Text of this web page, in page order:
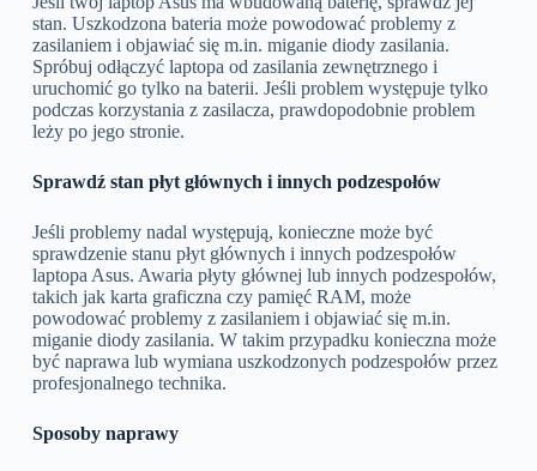
stan. Uszkodzona bateria może powodować problemy z
zasilaniem i objawiać się m.in. miganie diody zasilania.
Spróbuj odłączyć laptopa od zasilania zewnętrznego i
uruchomić go tylko na baterii. Jeśli problem występuje tylko
podczas korzystania z zasilacza, prawdopodobnie problem
leży po jego stronie.
Sprawdź stan płyt głównych i innych podzespołów
Jeśli problemy nadal występują, konieczne może być
sprawdzenie stanu płyt głównych i innych podzespołów
laptopa Asus. Awaria płyty głównej lub innych podzespołów,
takich jak karta graficzna czy pamięć RAM, może
powodować problemy z zasilaniem i objawiać się m.in.
miganie diody zasilania. W takim przypadku konieczna może
być naprawa lub wymiana uszkodzonych podzespołów przez
profesjonalnego technika.
Sposoby naprawy